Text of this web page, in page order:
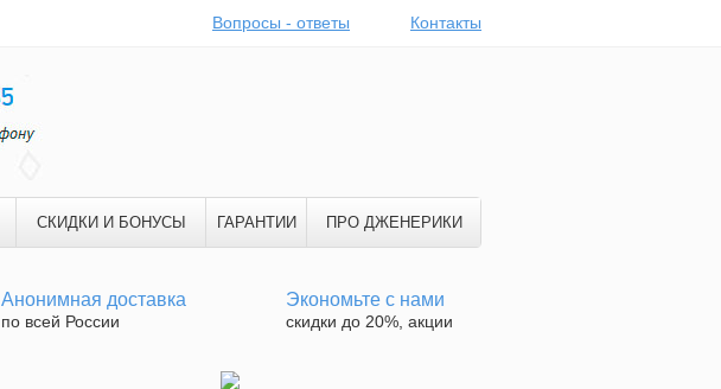
Вопросы - ответы Контакты
СКИДКИ И БОНУСЫ ГАРАНТИИ ПРО ДЖЕНЕРИКИ
Анонимная доставка
по всей России
Экономьте с нами
скидки до 20%, акции